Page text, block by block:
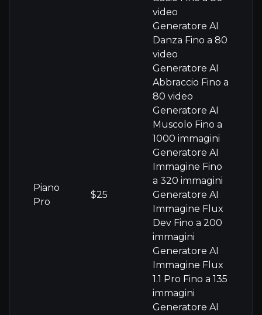
Piano
Pro
$25
video
Generatore AI
Danza Fino a 80
video
Generatore AI
Abbraccio Fino a
80 video
Generatore AI
Muscolo Fino a
1000 immagini
Generatore AI
Immagine Fino
a 320 immagini
Generatore AI
Immagine Flux
Dev Fino a 200
immagini
Generatore AI
Immagine Flux
1.1 Pro Fino a 135
immagini
Generatore AI